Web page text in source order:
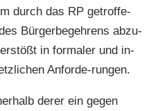
durch das RP ge­trof­fe­
Bür­ger­be­geh­rens ab­zu­
in for­ma­ler und in­
Anforde-​rungen.
derer ein gegen